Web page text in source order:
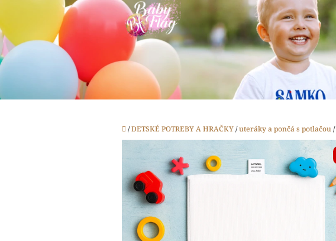
obsah
Domov
/DETSKÉ POTREBY A HRAČKY/uteráky a pončá s potlačou/